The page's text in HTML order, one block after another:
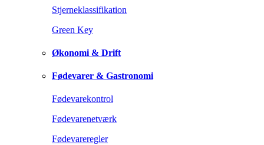
Stjerneklassifikation
Green Key
Økonomi & Drift
Fødevarer & Gastronomi
Fødevarekontrol
Fødevarenetværk
Fødevareregler